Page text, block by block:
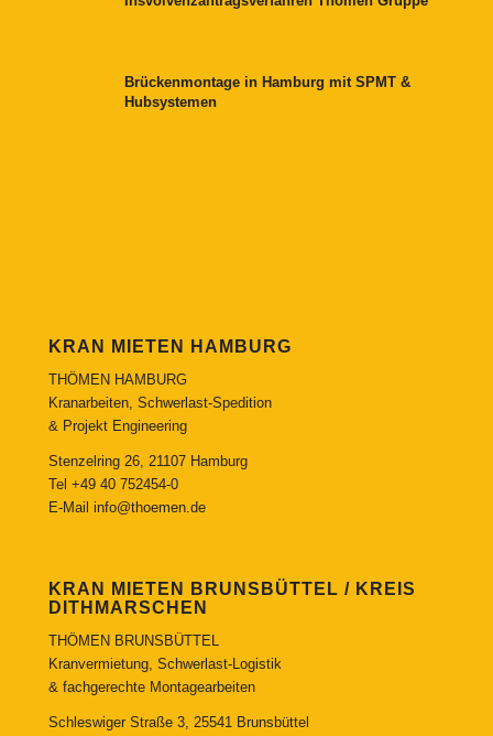
Brückenmontage in Hamburg mit SPMT &
Hubsystemen
KRAN MIETEN HAMBURG
THÖMEN HAMBURG
Kranarbeiten, Schwerlast-Spedition
& Projekt Engineering
Stenzelring 26, 21107 Hamburg
Tel +49 40 752454-0
E-Mail info@thoemen.de
KRAN MIETEN BRUNSBÜTTEL / KREIS
DITHMARSCHEN
THÖMEN BRUNSBÜTTEL
Kranvermietung, Schwerlast-Logistik
& fachgerechte Montagearbeiten
Schleswiger Straße 3, 25541 Brunsbüttel